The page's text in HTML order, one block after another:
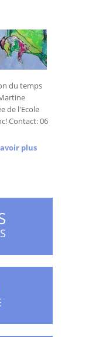
du temps
de l'Ecole
Contact: 06
plus